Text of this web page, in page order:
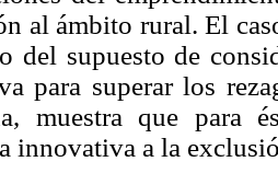
al ámbito rural. El
del supuesto de
para superar los
muestra que para
innovativa a la